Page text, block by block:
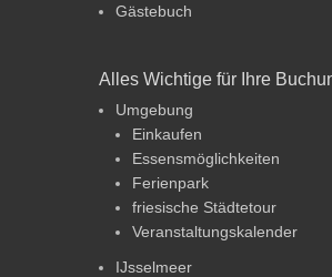
Gästebuch
Alles Wichtige für Ihre
Umgebung
Einkaufen
Essensmöglichkeiten
Ferienpark
friesische Städtetour
Veranstaltungskalender
IJsselmeer